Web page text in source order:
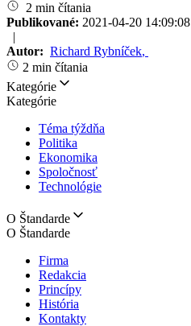
2 min čítania
Publikované: 2021-04-20 14:09:08
|
Autor: Richard Rybníček,
2 min čítania
Kategórie
Kategórie
Téma týždňa
Politika
Ekonomika
Spoločnosť
Technológie
O Štandarde
O Štandarde
Firma
Redakcia
Princípy
História
Kontakty